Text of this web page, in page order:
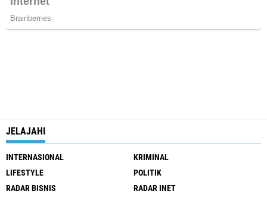
JELAJAHI
INTERNASIONAL
KRIMINAL
LIFESTYLE
POLITIK
RADAR BISNIS
RADAR INET